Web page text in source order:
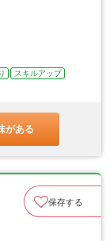
スキルアップ
がある
保存する